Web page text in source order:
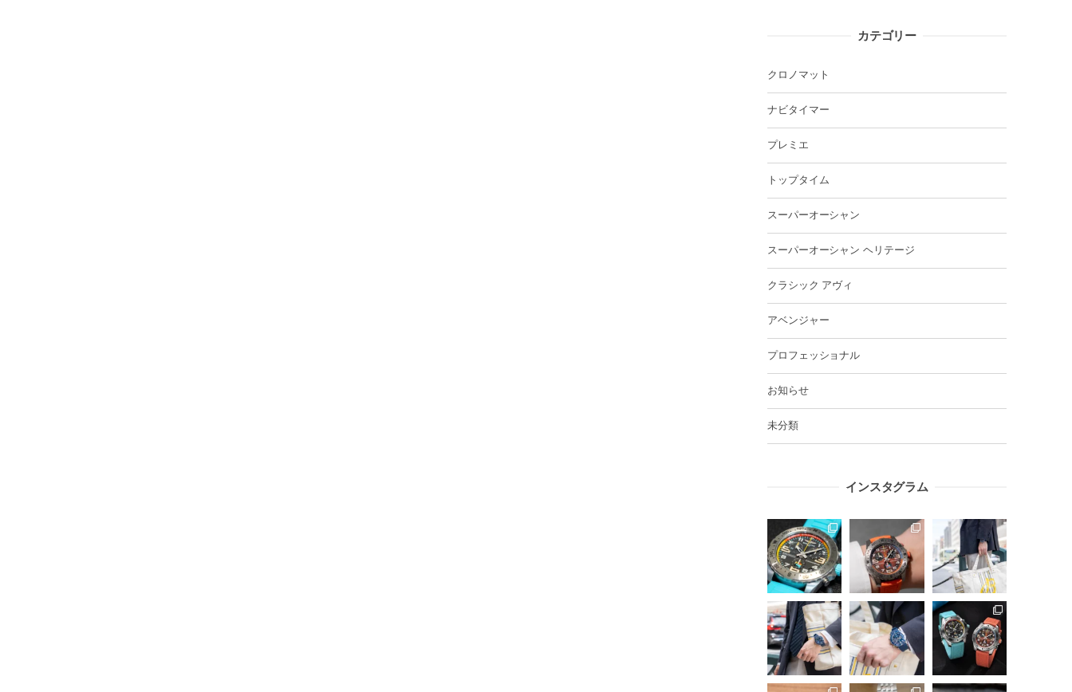
カテゴリー
クロノマット
ナビタイマー
プレミエ
トップタイム
スーパーオーシャン
スーパーオーシャン ヘリテージ
クラシック アヴィ
アベンジャー
プロフェッショナル
お知らせ
未分類
インスタグラム